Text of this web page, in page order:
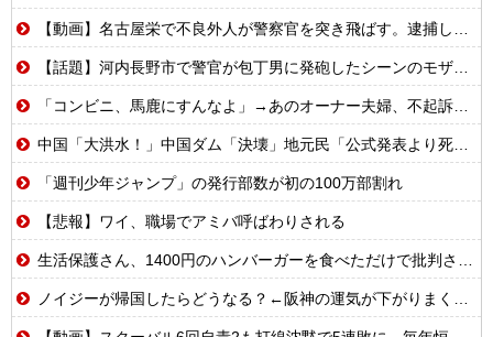
【動画】名古屋栄で不良外人が警察官を突き飛ばす。逮捕しろやｗｗｗ
【話題】河内長野市で警官が包丁男に発砲したシーンのモザ無し映像が公開される。
「コンビニ、馬鹿にすんなよ」→あのオーナー夫婦、不起訴ｗｗｗｗｗｗｗｗｗ
中国「大洪水！」中国ダム「決壊」地元民「公式発表より死者多い！」中国政府「住民拘束！（安否不明」中国当局「救助隊動画も削除」台風13号「三峡ダム接近中」→
「週刊少年ジャンプ」の発行部数が初の100万部割れ
【悲報】ワイ、職場でアミバ呼ばわりされる
生活保護さん、1400円のハンバーガーを食べただけで批判される
ノイジーが帰国したらどうなる？←阪神の運気が下がりまくるやろな